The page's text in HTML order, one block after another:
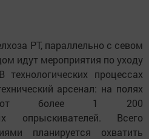
РТ, параллельно с севом
идут мероприятия по уходу
процессах
арсенал: на полях
более 1 200
опрыскивателей. Всего
планируется охватить